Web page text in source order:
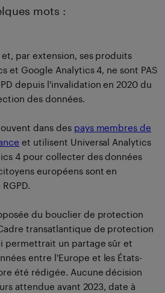
mots :
par extension, ses produits
et Google Analytics 4, ne sont PAS
depuis l'invalidation en 2020 du
des données.
dans des pays membres de
et utilisent Universal Analytics
4 pour collecter des données
européens sont en
du bouclier de protection
transatlantique de protection
permettrait un partage sûr et
entre l'Europe et les États-
été rédigée. Aucune décision
attendue avant 2023, date à